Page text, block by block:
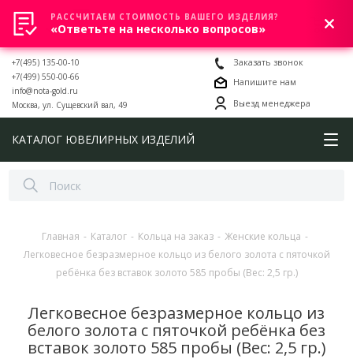
0
+7(495) 135-00-10
+7(499) 550-00-66
info@nota-gold.ru
Москва, ул. Сущевский вал, 49
Заказать звонок
Напишите нам
Выезд менеджера
КАТАЛОГ ЮВЕЛИРНЫХ ИЗДЕЛИЙ
Главная - Каталог - Кольца на заказ - Женские кольца -
Легковесное безразмерное кольцо из белого золота с пяточкой
ребёнка без вставок золото 585 пробы (Вес: 2,5 гр.)
Легковесное безразмерное кольцо из
белого золота с пяточкой ребёнка без
вставок золото 585 пробы (Вес: 2,5 гр.)
РАССЧИТАЕМ СТОИМОСТЬ ВАШЕГО ИЗДЕЛИЯ?
«Ответьте на несколько вопросов»